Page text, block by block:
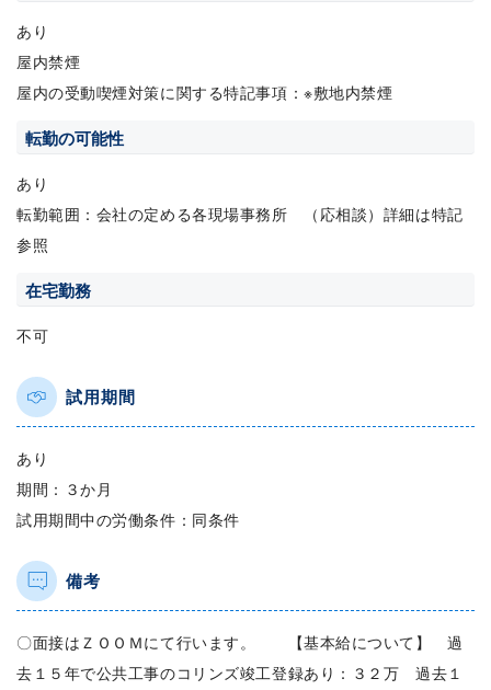
あり
屋内禁煙
屋内の受動喫煙対策に関する特記事項：※敷地内禁煙
転勤の可能性
あり
転勤範囲：会社の定める各現場事務所 （応相談）詳細は特記
参照
在宅勤務
不可
試用期間
あり
期間：３か月
試用期間中の労働条件：同条件
備考
〇面接はＺＯＯＭにて行います。 【基本給について】 過
去１５年で公共工事のコリンズ竣工登録あり：３２万 過去１